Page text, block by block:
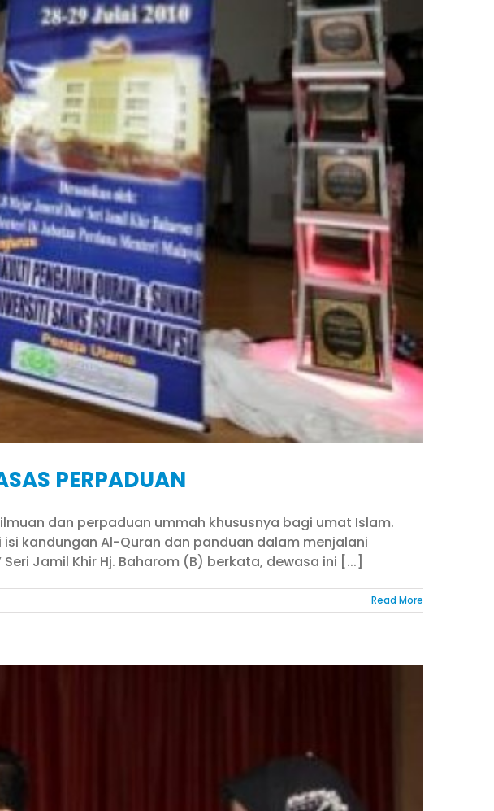
PERPADUAN
dan perpaduan ummah khususnya bagi umat Islam.
kandungan Al-Quran dan panduan dalam menjalani
Jamil Khir Hj. Baharom (B) berkata, dewasa ini [...]
Read More